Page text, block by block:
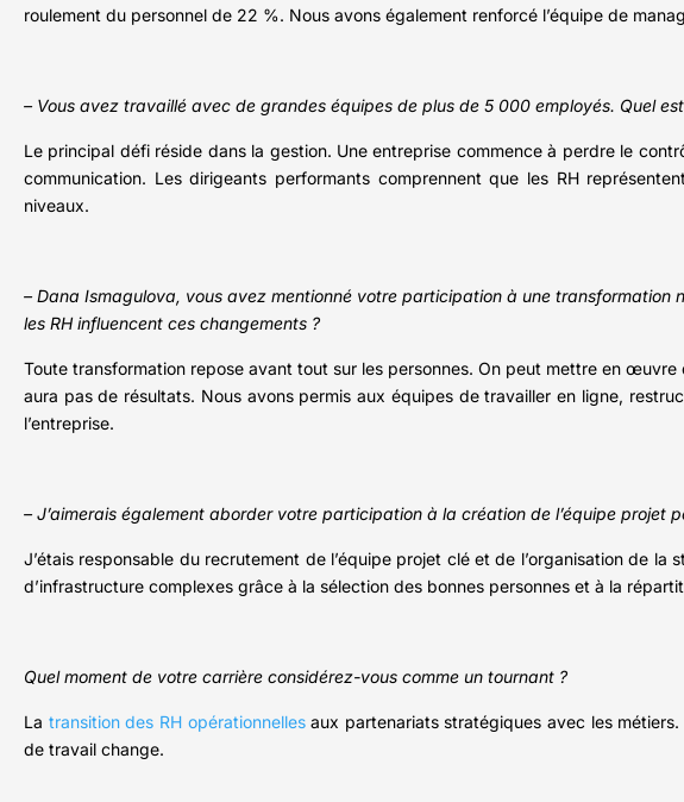
roulement du personnel de 22 %. Nous avons également renforcé l’équipe de
– Vous avez travaillé avec de grandes équipes de plus de 5 000 employés. Quel
Le principal défi réside dans la gestion. Une entreprise commence à perdre le
communication. Les dirigeants performants comprennent que les RH
niveaux.
– Dana Ismagulova, vous avez mentionné votre participation à une transformation
les RH influencent ces changements ?
Toute transformation repose avant tout sur les personnes. On peut mettre en œuvre
aura pas de résultats. Nous avons permis aux équipes de travailler en ligne,
l’entreprise.
– J’aimerais également aborder votre participation à la création de l’équipe projet
J’étais responsable du recrutement de l’équipe projet clé et de l’organisation de
d’infrastructure complexes grâce à la sélection des bonnes personnes et à la
Quel moment de votre carrière considérez-vous comme un tournant ?
La transition des RH opérationnellesaux partenariats stratégiques avec les
de travail change.